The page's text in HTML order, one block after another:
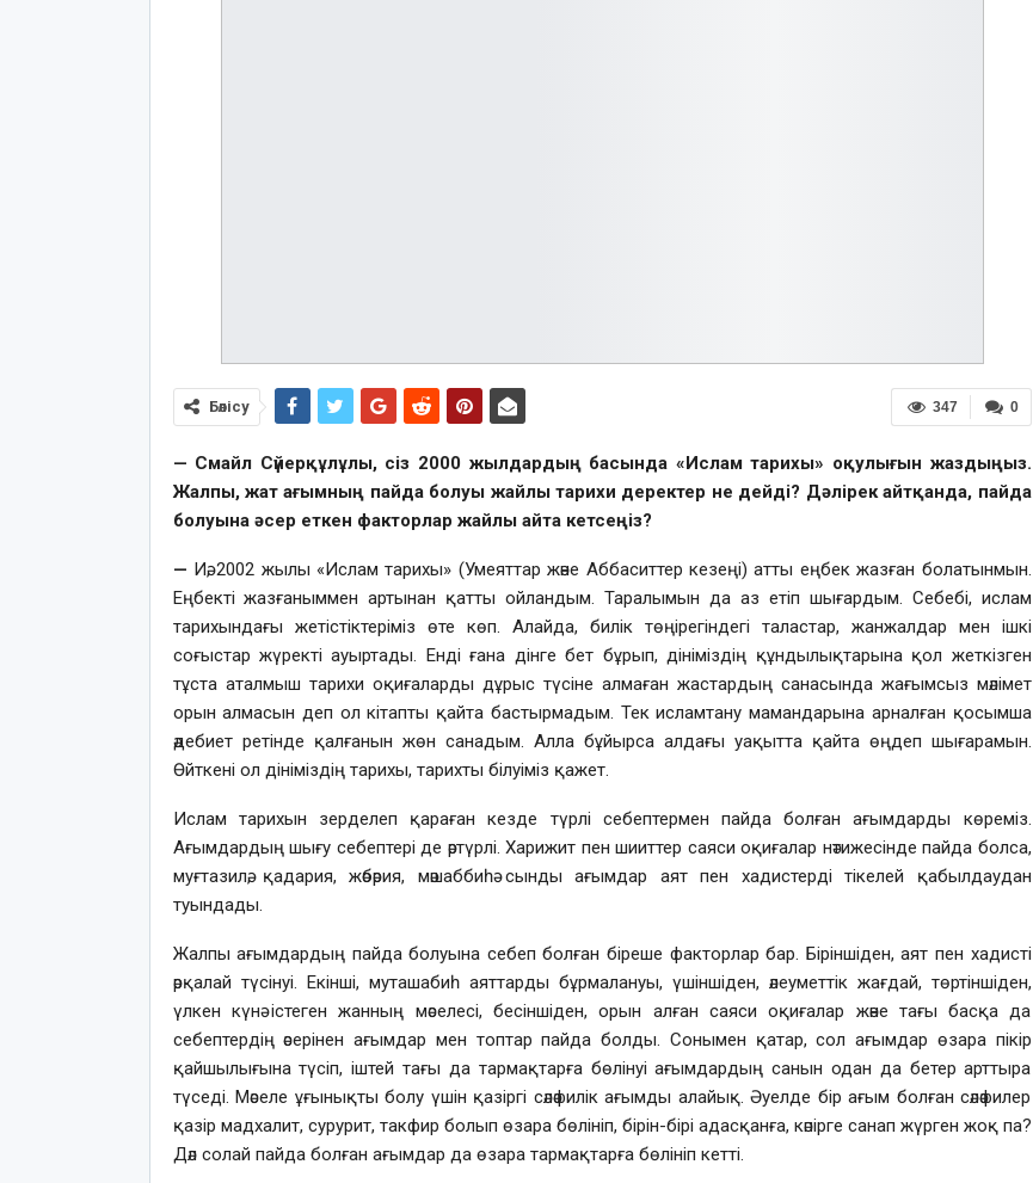
0
347
Бөлісу
— Смайл Сүйерқұлұлы, сіз 2000 жылдардың басында «Ислам тарихы» оқулығын жаздыңыз.
Жалпы, жат ағымның пайда болуы жайлы тарихи деректер не дейді? Дәлірек айтқанда, пайда
болуына әсер еткен факторлар жайлы айта кетсеңіз?
— Иә, 2002 жылы «Ислам тарихы» (Умеяттар және Аббаситтер кезеңі) атты еңбек жазған болатынмын.
Еңбекті жазғаныммен артынан қатты ойландым. Таралымын да аз етіп шығардым. Себебі, ислам
тарихындағы жетістіктеріміз өте көп. Алайда, билік төңірегіндегі таластар, жанжалдар мен ішкі
соғыстар жүректі ауыртады. Енді ғана дінге бет бұрып, дініміздің құндылықтарына қол жеткізген
тұста аталмыш тарихи оқиғаларды дұрыс түсіне алмаған жастардың санасында жағымсыз мәлімет
орын алмасын деп ол кітапты қайта бастырмадым. Тек исламтану мамандарына арналған қосымша
әдебиет ретінде қалғанын жөн санадым. Алла бұйырса алдағы уақытта қайта өңдеп шығарамын.
Өйткені ол дініміздің тарихы, тарихты білуіміз қажет.
Ислам тарихын зерделеп қараған кезде түрлі себептермен пайда болған ағымдарды көреміз.
Ағымдардың шығу себептері де әртүрлі. Харижит пен шииттер саяси оқиғалар нәтижесінде пайда болса,
муғтазилә, қадария, жәбәрия, мәшаббиһә сынды ағымдар аят пен хадистерді тікелей қабылдаудан
туындады.
Жалпы ағымдардың пайда болуына себеп болған біреше факторлар бар. Біріншіден, аят пен хадисті
әрқалай түсінуі. Екінші, муташабиһ аяттарды бұрмалануы, үшіншіден, әлеуметтік жағдай, төртіншіден,
үлкен күнә істеген жанның мәселесі, бесіншіден, орын алған саяси оқиғалар және тағы басқа да
себептердің әсерінен ағымдар мен топтар пайда болды. Сонымен қатар, сол ағымдар өзара пікір
қайшылығына түсіп, іштей тағы да тармақтарға бөлінуі ағымдардың санын одан да бетер арттыра
түседі. Мәселе ұғынықты болу үшін қазіргі сәләфилік ағымды алайық. Әуелде бір ағым болған сәләфилер
қазір мадхалит, сурурит, такфир болып өзара бөлініп, бірін-бірі адасқанға, кәпірге санап жүрген жоқ па?
Дәл солай пайда болған ағымдар да өзара тармақтарға бөлініп кетті.